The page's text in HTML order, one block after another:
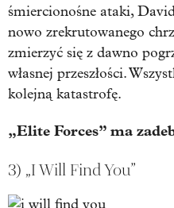
śmiercionośne ataki,
nowo zrekrutowanego
zmierzyć się z dawno
własnej przeszłości.
kolejną katastrofę.
„Elite Forces” ma
3) „I Will Find You”